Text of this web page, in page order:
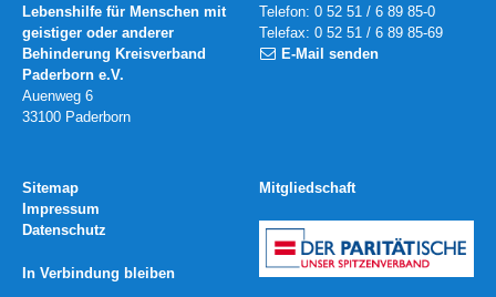
Lebenshilfe für Menschen mit
geistiger oder anderer
Behinderung Kreisverband
Paderborn e.V.
Auenweg 6
33100 Paderborn
Telefon: 0 52 51 / 6 89 85-0
Telefax: 0 52 51 / 6 89 85-69
E-Mail senden
Sitemap
Impressum
Datenschutz
In Verbindung bleiben
Mitgliedschaft